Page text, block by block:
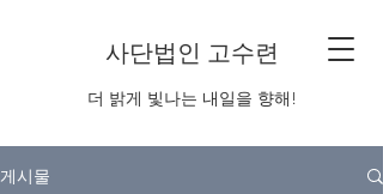
사단법인 고수련
더 밝게 빛나는 내일을 향해!
게시물